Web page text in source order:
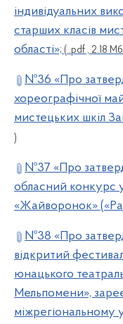
індивідуальних
старших класів
області»; ( .pdf , 2.18
№36 «Про
хореографічної
мистецьких шкіл
)
№37 «Про
обласний конкурс
«Жайворонок»
№38 «Про
відкритий
юнацького
Мельпомени»,
міжрегіональному